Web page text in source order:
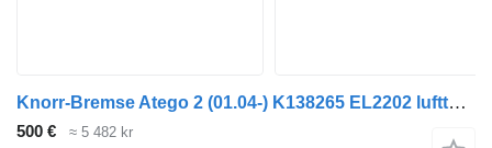
Knorr-Bremse Atego 2 (01.04-) K138265 EL2202 lufttorkare till Mercedes-Benz Atego, Atego 2, Atego 3 (1996-) lastbil
500 € ≈ 5 482 kr